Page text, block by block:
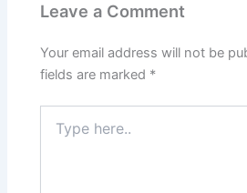
Leave a Comment
Your email address will not be
fields are marked *
here..